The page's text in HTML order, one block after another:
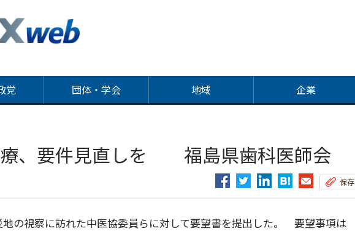
党 団体・学会 地域 企業
療、要件見直しを 福島県歯科医師会
保存
の視察に訪れた中医協委員らに対して要望書を提出した。 要望事項は